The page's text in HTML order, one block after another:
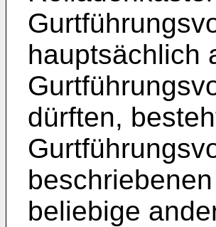
hauptsächlich
dürften,
beliebige